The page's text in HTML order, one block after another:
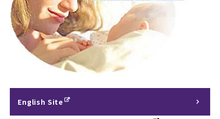
English Site